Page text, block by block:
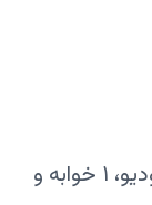
پروژه شامل انواع واحدها از جمله استودیو، ۱ خوابه و